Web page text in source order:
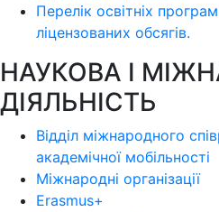
Перелік освітніх
ліцензoваних oбсягів.
НАУКОВА І
ДІЯЛЬНІСТЬ
Відділ міжнародного
академічної мобільності
Міжнародні організації
Erasmus+